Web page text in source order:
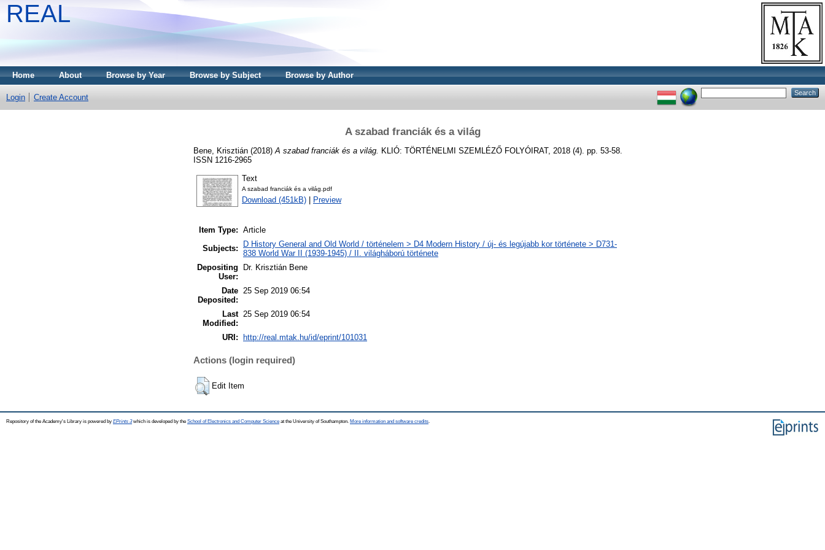
REAL
Home About Browse by Year Browse by Subject Browse by Author
Login Create Account
A szabad franciák és a világ
Bene, Krisztián (2018) A szabad franciák és a világ. KLIÓ: TÖRTÉNELMI SZEMLÉZŐ FOLYÓIRAT, 2018 (4). pp. 53-58.
ISSN 1216-2965
Text
A szabad franciák és a világ.pdf
Download (451kB) Preview
Item Type: Article
Subjects:
D History General and Old World / történelem > D4 Modern History / új- és legújabb kor története > D731-
838 World War II (1939-1945) / II. világháború története
Depositing
User:
Dr. Krisztián Bene
Date
Deposited:
25 Sep 2019 06:54
Last
Modified:
25 Sep 2019 06:54
URI: http://real.mtak.hu/id/eprint/101031
Actions (login required)
Edit Item
Repository of the Academy's Library is powered by EPrints 3which is developed by the School of Electronics and Computer Science at the University of Southampton. More information and software credits